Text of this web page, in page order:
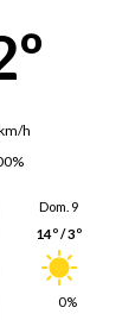
h
Dom. 9
14º / 3º
0%